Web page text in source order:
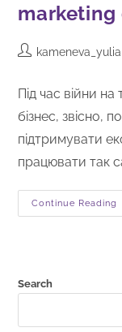
marketing
kameneva_yulia
Під час війни
бізнес, звісно,
підтримувати
працювати так
Continue Reading
Search